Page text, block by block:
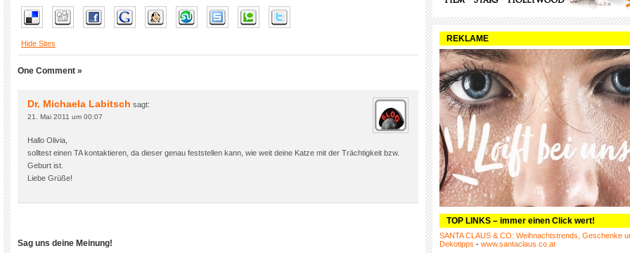
Hide Sites
One Comment »
Dr. Michaela Labitsch sagt:
21. Mai 2011 um 00:07
Hallo Olivia,
solltest einen TA kontaktieren, da dieser genau feststellen kann, wie weit deine Katze mit der Trächtigkeit bzw.
Geburt ist.
Liebe Grüße!
Sag uns deine Meinung!
REKLAME
TOP LINKS – immer einen Click wert!
SANTA CLAUS & CO: Weihnachtstrends, Geschenke
Dekotipps - www.santaclaus.co.at